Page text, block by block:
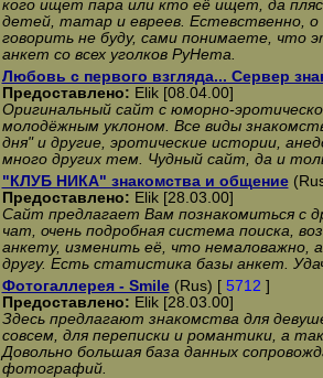
кого ищет пара или кто её ищет, да
детей, татар и евреев. Естевственно, о
говорить не буду, сами понимаете, что
анкет со всех уголков РуНета.
Любовь с первого взгляда... Сервер
Предоставлено: Elik [08.04.00]
Оригинальный сайт с юморно-
молодёжным уклоном. Все виды
дня" и другие, эротические истории,
много других тем. Чудный сайт, да и
"КЛУБ НИКА" знакомства и общение
Предоставлено: Elik [28.03.00]
Сайт предлагает Вам познакомиться с
чат, очень подробная система поиска,
анкету, изменить её, что немаловажно,
другу. Есть статистика базы анкет.
Фотогаллерея - Smile(Rus) [ 5712 ]
Предоставлено: Elik [28.03.00]
Здесь предлагают знакомства для
совсем, для переписки и романтики, а
Довольно большая база данных
фотографий.